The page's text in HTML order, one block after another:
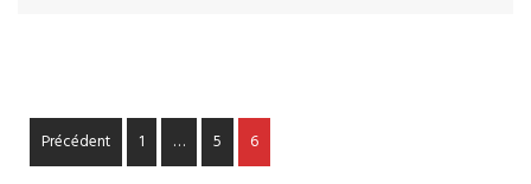
Précédent 1 … 5 6